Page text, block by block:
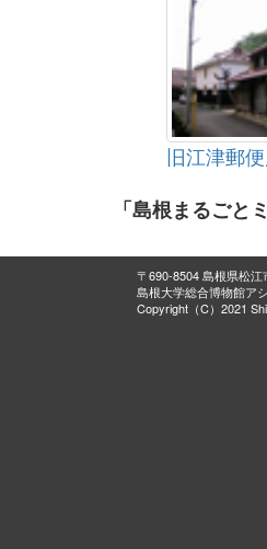
旧江津郵
「島根まるご
〒690-8504 島根県松
島根大学総合博物館ア
Copyright（C）2021